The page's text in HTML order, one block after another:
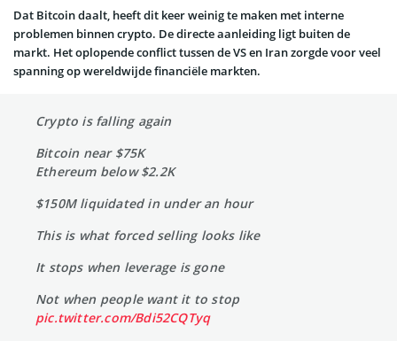
Dat Bitcoin daalt, heeft dit keer weinig te maken met interne
problemen binnen crypto. De directe aanleiding ligt buiten de
markt. Het oplopende conflict tussen de VS en Iran zorgde voor veel
spanning op wereldwijde financiële markten.
Crypto is falling again
Bitcoin near $75K
Ethereum below $2.2K
$150M liquidated in under an hour
This is what forced selling looks like
It stops when leverage is gone
Not when people want it to stop
pic.twitter.com/Bdi52CQTyq